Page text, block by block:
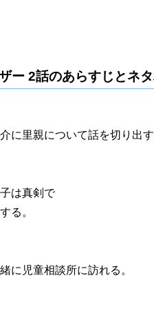
ー 2話のあらすじとネタ
に里親について話を切り出す
は真剣で
る。
に児童相談所に訪れる。